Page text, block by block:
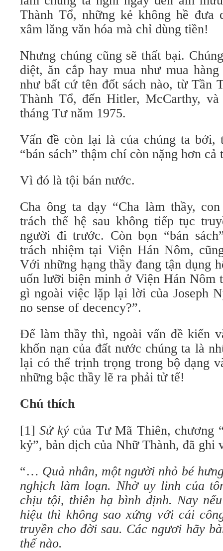
Thành Tổ, những kẻ không hề đưa
xâm lăng văn hóa mà chỉ dùng tiền!
Nhưng chúng cũng sẽ thất bại.
diệt, ăn cắp hay mua như mua
như bất cứ tên đốt sách nào, từ Tần
Thành Tổ, đến Hitler, McCarthy,
tháng Tư năm 1975.
Vấn đề còn lại là của chúng ta bởi,
“bán sách” thậm chí còn nặng hơn cả
Vì đó là tội bán nước.
Cha ông ta dạy “Cha làm thầy,
trách thế hệ sau không tiếp tục
người đi trước. Còn bọn “bán
trách nhiệm tại Viện Hán Nôm,
Với những hạng thầy đang tận dụng
uốn lưỡi biện minh ở Viện Hán Nôm
gì ngoài việc lặp lại lời của Joseph
no sense of decency?”.
Để làm thầy thì, ngoài vấn đề kiến
khốn nạn của đất nước chúng ta là
lại có thể trịnh trọng trong bộ dạng
những bậc thầy lẽ ra phải tử tế!
Chú thích
[1] Sử kýcủa Tư Mã Thiên, chương
kỷ”, bản dịch của Nhữ Thành, đã ghi
“… Quả nhân, một người nhỏ bé
nghịch làm loạn. Nhờ uy linh của
chịu tội, thiên hạ bình định. Nay
hiệu thì không sao xứng với cái
truyền cho đời sau. Các ngươi hãy
thế nào.